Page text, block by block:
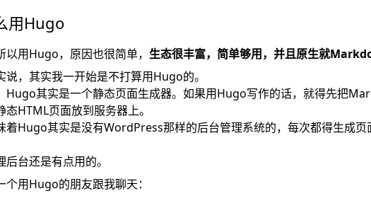
用Hugo
以用Hugo，原因也很简单，生态很丰富，简单够用，并且原生就
说，其实我一开始是不打算用Hugo的。
Hugo其实是一个静态页面生成器。如果用Hugo写作的话，就得先把
态HTML页面放到服务器上。
着Hugo其实是没有WordPress那样的后台管理系统的，每次都得生成页
后台还是有点用的。
个用Hugo的朋友跟我聊天：